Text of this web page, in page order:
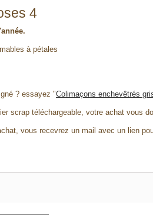
4
à pétales
? essayez "Colimaçons enchevêtrés
scrap téléchargeable, votre achat vous
vous recevrez un mail avec un lien